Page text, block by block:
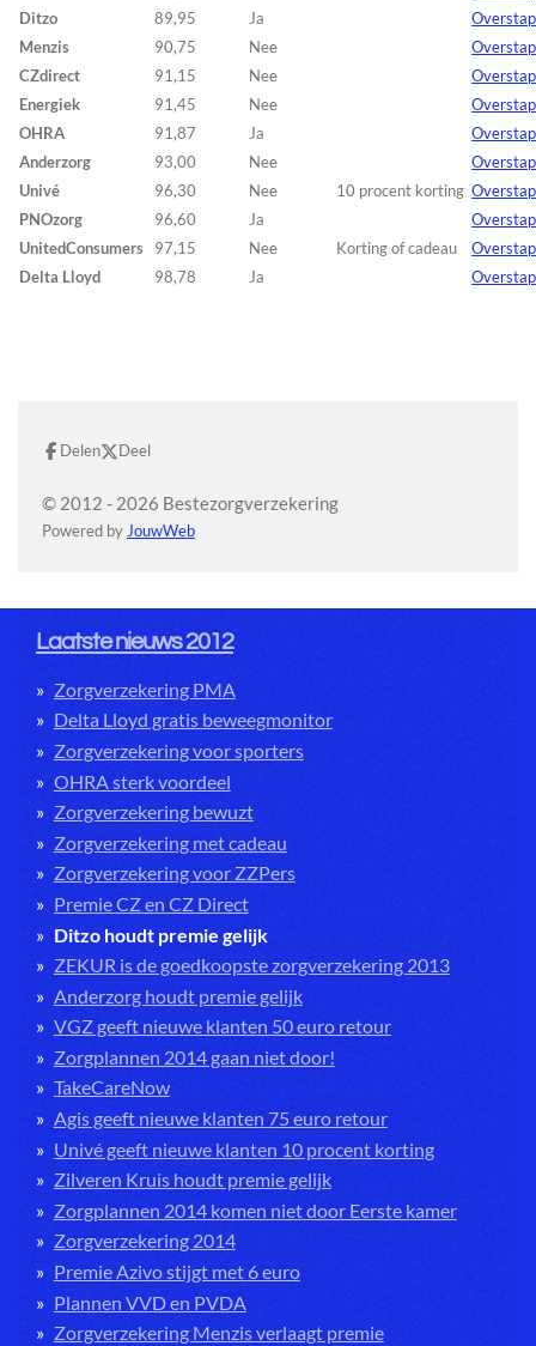
Ditzo
89,95 Ja
Menzis
90,75 Nee
CZdirect
91,15 Nee
Energiek
91,45 Nee
OHRA
91,87 Ja
Anderzorg
93,00 Nee
Univé
96,30 Nee 10 procent korting
PNOzorg
96,60 Ja
UnitedConsumers
97,15 Nee Korting of cadeau
Delta Lloyd
98,78 Ja
Delen Deel
© 2012 - 2026 Bestezorgverzekering
Powered by JouwWeb
Laatste nieuws 2012
Zorgverzekering PMA
Delta Lloyd gratis beweegmonitor
Zorgverzekering voor sporters
OHRA sterk voordeel
Zorgverzekering bewuzt
Zorgverzekering met cadeau
Zorgverzekering voor ZZPers
Premie CZ en CZ Direct
Ditzo houdt premie gelijk
ZEKUR is de goedkoopste zorgverzekering 2013
Anderzorg houdt premie gelijk
VGZ geeft nieuwe klanten 50 euro retour
Zorgplannen 2014 gaan niet door!
TakeCareNow
Agis geeft nieuwe klanten 75 euro retour
Univé geeft nieuwe klanten 10 procent korting
Zilveren Kruis houdt premie gelijk
Zorgplannen 2014 komen niet door Eerste kamer
Zorgverzekering 2014
Premie Azivo stijgt met 6 euro
Plannen VVD en PVDA
Zorgverzekering Menzis verlaagt premie